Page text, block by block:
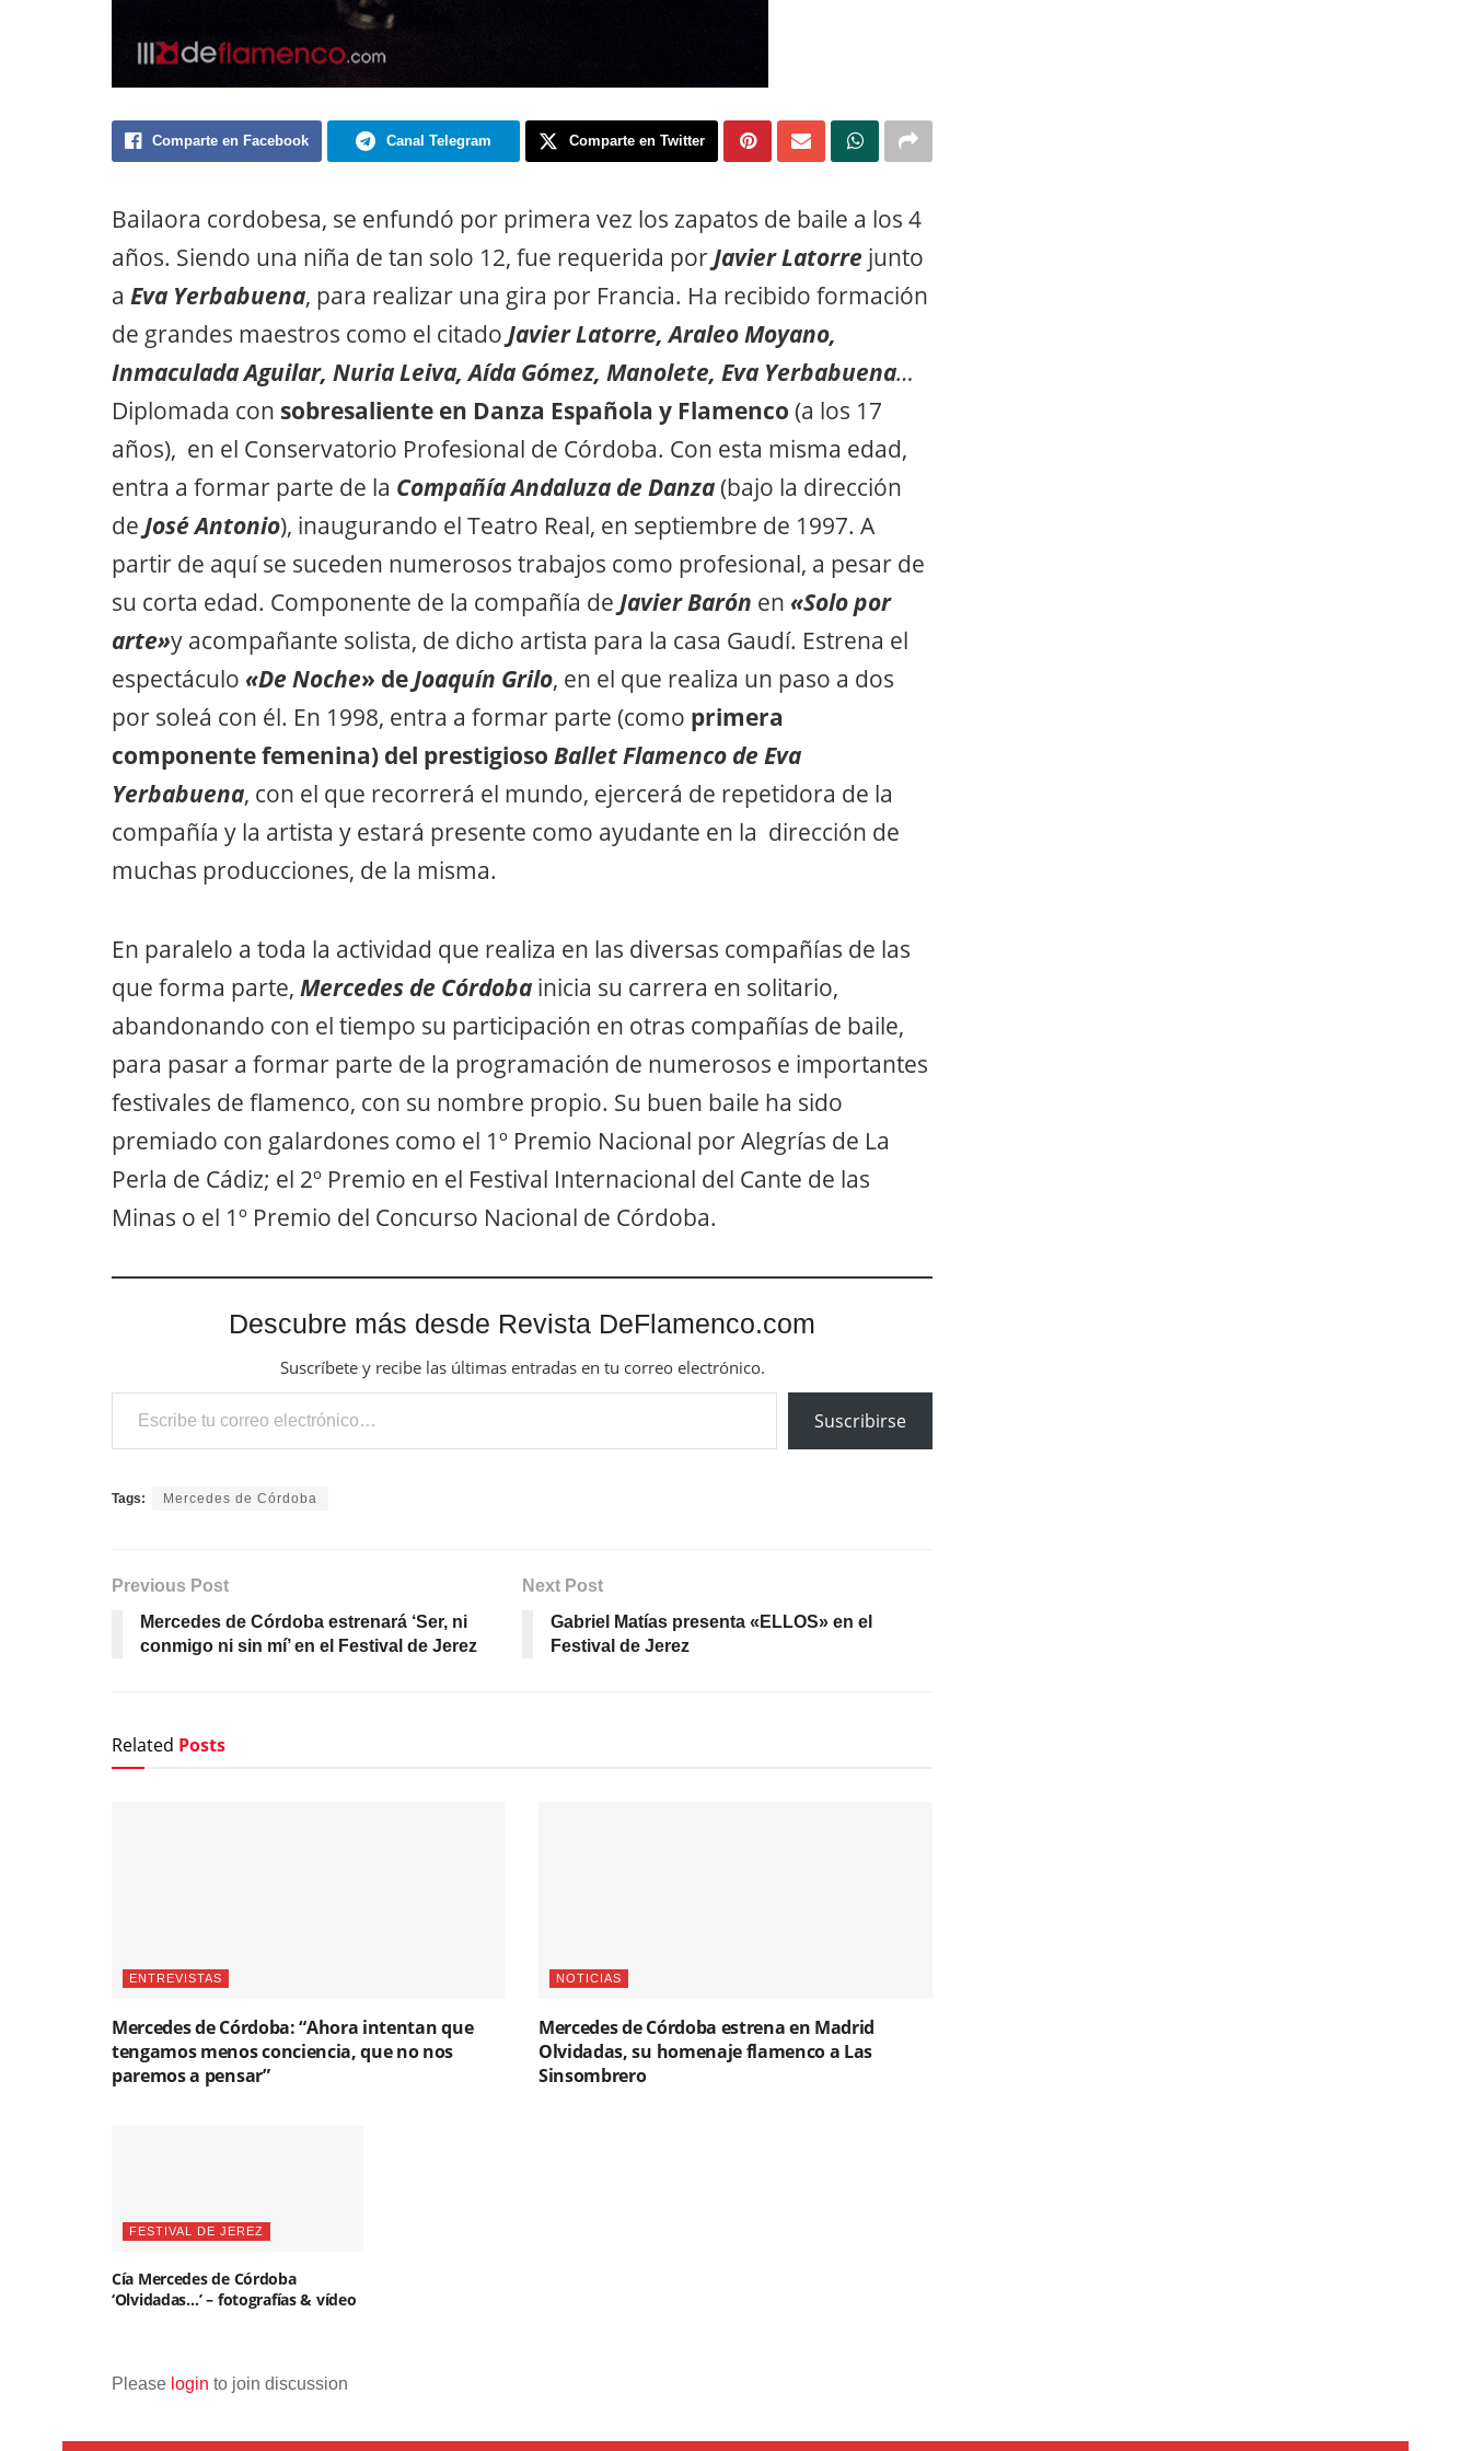
Comparte en Facebook Canal Telegram Comparte en Twitter
Bailaora cordobesa, se enfundó por primera vez los zapatos de baile a los 4
años. Siendo una niña de tan solo 12, fue requerida porJavier Latorre junto
a Eva Yerbabuena, para realizar una gira por Francia. Ha recibido formación
de grandes maestros como el citado Javier Latorre, Araleo Moyano,
Inmaculada Aguilar, Nuria Leiva, Aída Gómez, Manolete, Eva Yerbabuena…
Diplomada con sobresaliente en Danza Española y Flamenco (a los 17
años), en el Conservatorio Profesional de Córdoba. Con esta misma edad,
entra a formar parte de la Compañía Andaluza de Danza(bajo la dirección
de José Antonio), inaugurando el Teatro Real, en septiembre de 1997. A
partir de aquí se suceden numerosos trabajos como profesional, a pesar de
su corta edad. Componente de la compañía de Javier Barón en «Solo por
arte»y acompañante solista, de dicho artista para la casa Gaudí. Estrena el
espectáculo «De Noche» deJoaquín Grilo, en el que realiza un paso a dos
por soleá con él. En 1998, entra a formar parte (como primera
componente femenina) del prestigioso Ballet Flamenco de Eva
Yerbabuena, con el que recorrerá el mundo, ejercerá de repetidora de la
compañía y la artista y estará presente como ayudante en la dirección de
muchas producciones, de la misma.
En paralelo a toda la actividad que realiza en las diversas compañías de las
que forma parte, Mercedes de Córdoba inicia su carrera en solitario,
abandonando con el tiempo su participación en otras compañías de baile,
para pasar a formar parte de la programación de numerosos e importantes
festivales de flamenco, con su nombre propio. Su buen baile ha sido
premiado con galardones como el 1º Premio Nacional por Alegrías de La
Perla de Cádiz; el 2º Premio en el Festival Internacional del Cante de las
Minas o el 1º Premio del Concurso Nacional de Córdoba.
Descubre más desde Revista DeFlamenco.com
Suscríbete y recibe las últimas entradas en tu correo electrónico.
Escribe tu correo electrónico…
Suscribirse
Tags: Mercedes de Córdoba
Previous Post
Mercedes de Córdoba estrenará ‘Ser, ni
conmigo ni sin mí’ en el Festival de Jerez
Next Post
Gabriel Matías presenta «ELLOS» en el
Festival de Jerez
Related Posts
ENTREVISTAS
Mercedes de Córdoba: “Ahora intentan que
tengamos menos conciencia, que no nos
paremos a pensar”
NOTICIAS
Mercedes de Córdoba estrena en Madrid
Olvidadas, su homenaje flamenco a Las
Sinsombrero
FESTIVAL DE JEREZ
Cía Mercedes de Córdoba
‘Olvidadas…’ – fotografías & vídeo
Please login to join discussion